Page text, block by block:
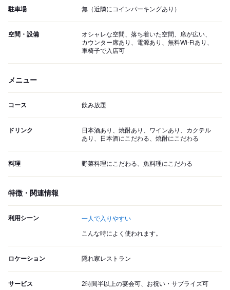
駐車場 無（近隣にコインパーキングあり）
空間・設備
オシャレな空間、落ち着いた空間、席が広い、
カウンター席あり、電源あり、無料Wi-Fiあり、
車椅子で入店可
メニュー
コース 飲み放題
ドリンク
日本酒あり、焼酎あり、ワインあり、カクテル
あり、日本酒にこだわる、焼酎にこだわる
料理 野菜料理にこだわる、魚料理にこだわる
特徴・関連情報
利用シーン 一人で入りやすい
こんな時によく使われます。
ロケーション 隠れ家レストラン
サービス 2時間半以上の宴会可、お祝い・サプライズ可